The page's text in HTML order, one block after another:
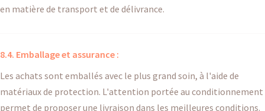
en matière de transport et de délivrance.
8.4. Emballage et assurance :
Les achats sont emballés avec le plus grand soin, à l'aide de
matériaux de protection. L'attention portée au conditionnement
permet de proposer une livraison dans les meilleures conditions.